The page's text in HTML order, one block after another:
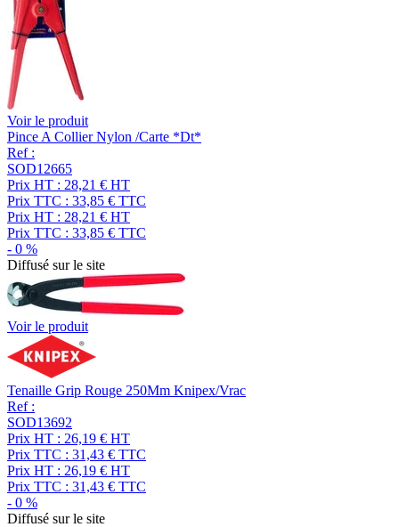
Voir le produit
Pince A Collier Nylon /Carte *Dt*
Ref :
SOD12665
Prix HT : 28,21 € HT
Prix TTC : 33,85 € TTC
Prix HT : 28,21 € HT
Prix TTC : 33,85 € TTC
- 0 %
Diffusé sur le site
Voir le produit
Tenaille Grip Rouge 250Mm Knipex/Vrac
Ref :
SOD13692
Prix HT : 26,19 € HT
Prix TTC : 31,43 € TTC
Prix HT : 26,19 € HT
Prix TTC : 31,43 € TTC
- 0 %
Diffusé sur le site